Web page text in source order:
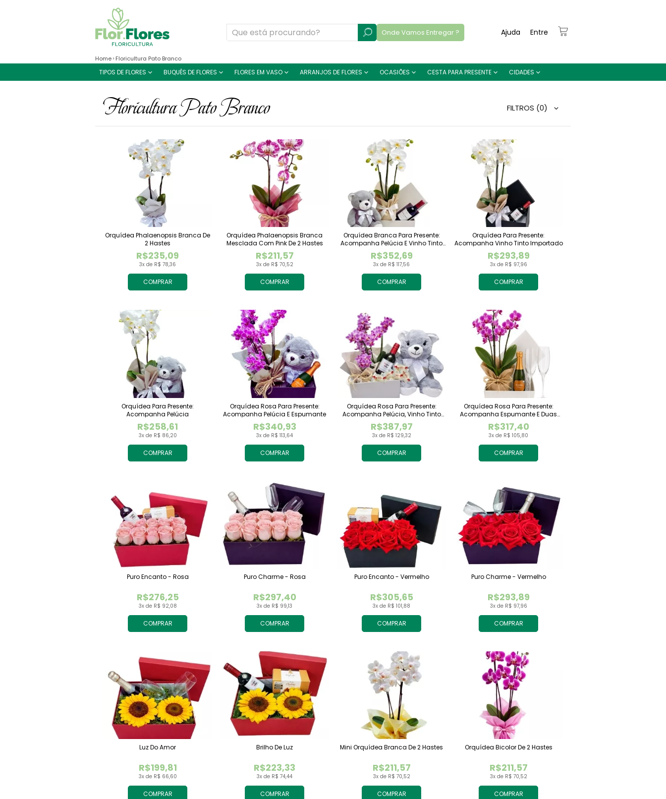
Onde Vamos Entregar ? Entre
Ajuda
TIPOS DE FLORES BUQUÊS DE FLORES FLORES EM VASO ARRANJOS DE FLORES OCASIÕES CESTA PARA PRESENTE CIDADES
Home Floricultura Pato Branco
Floricultura Pato Branco FILTROS (0)
COMPRAR
3x de R$ 78,36
R$235,09
Orquídea Phalaenopsis Branca De
2 Hastes
COMPRAR
3x de R$ 70,52
R$211,57
Orquídea Phalaenopsis Branca
Mesclada Com Pink De 2 Hastes
COMPRAR
3x de R$ 117,56
R$352,69
Orquídea Branca Para Presente:
Acompanha Pelúcia E Vinho Tinto
Importado
COMPRAR
3x de R$ 97,96
R$293,89
Orquídea Para Presente:
Acompanha Vinho Tinto Importado
COMPRAR
3x de R$ 86,20
R$258,61
Orquídea Para Presente:
Acompanha Pelúcia
COMPRAR
3x de R$ 113,64
R$340,93
Orquídea Rosa Para Presente:
Acompanha Pelúcia E Espumante
COMPRAR
3x de R$ 129,32
R$387,97
Orquídea Rosa Para Presente:
Acompanha Pelúcia, Vinho Tinto
Importado E Chocolate Raffaello
COMPRAR
3x de R$ 105,80
R$317,40
Orquídea Rosa Para Presente:
Acompanha Espumante E Duas
Taças
COMPRAR
3x de R$ 92,08
R$276,25
Puro Encanto - Rosa
COMPRAR
3x de R$ 99,13
R$297,40
Puro Charme - Rosa
COMPRAR
3x de R$ 101,88
R$305,65
Puro Encanto - Vermelho
COMPRAR
3x de R$ 97,96
R$293,89
Puro Charme - Vermelho
COMPRAR
3x de R$ 66,60
R$199,81
Luz Do Amor
COMPRAR
3x de R$ 74,44
R$223,33
Brilho De Luz
COMPRAR
3x de R$ 70,52
R$211,57
Mini Orquídea Branca De 2 Hastes
COMPRAR
3x de R$ 70,52
R$211,57
Orquídea Bicolor De 2 Hastes